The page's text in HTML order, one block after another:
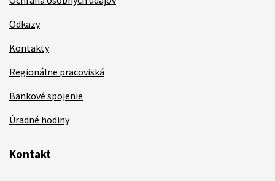
Odkazy
Kontakty
Regionálne pracoviská
Bankové spojenie
Úradné hodiny
Kontakt